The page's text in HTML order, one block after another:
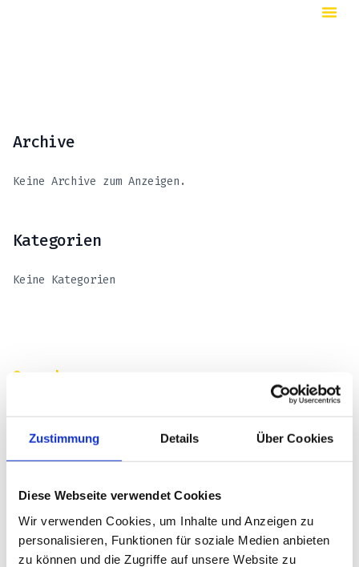
Zustimmung Details Über Cookies
Diese Webseite verwendet Cookies
Wir verwenden Cookies, um Inhalte und Anzeigen zu
personalisieren, Funktionen für soziale Medien anbieten
zu können und die Zugriffe auf unsere Website zu
Archive
Keine Archive zum Anzeigen.
Kategorien
Keine Kategorien
Search
Trending Posts
Categories